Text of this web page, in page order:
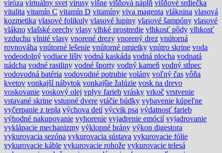
viróza virtuálny svet vírusy višne višňová náplň višňové srdiečka
vitalita vitamín C vitamín D vitamíny viva magenta vláknina vlasová
kozmetika vlasové folikuly vlasové lupiny vlasové šampóny vlasové
vlákno vlašské orechy vlasy vlhké prostredie vlhkosť pôdy vlhkosť
vzduchu vlnité vlasy vnorené drezy vnorený drez vnútorná
rovnováha vnútorné lešenie vnútorné omietky vnútro skrine voda
vodeodolný vodiace lišty vodná kaskáda vodná plocha vodnatá
nádcha vodné rastliny vodné športy vodný kameň vodný stĺpec
vodovodná batéria vodovodné potrubie volány voľný čas vôňa
kvetov vonkajší nábytok vonkajšie žalúzie vosk na drevo
voskovanie voskový olej vplyv farieb vrásky vrkoč vrstvenie
vstavané skrine vstupné dvere vtáčie búdky vybavenie kúpeľne
vyčerpanie z tepla výchova detí výcvik psa výdatnosť farieb
výhodné nakupovanie vyhorenie vyjadrenie emócií vyjadrovanie
vyklápacie mechanizmy výklopné brány výkon digestora
vykurovacia sezóna vykurovacia sústava vykurovacie fólie
vykurovacie káble vykurovacie rohože vykurovacie telesá